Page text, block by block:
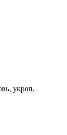
укроп,